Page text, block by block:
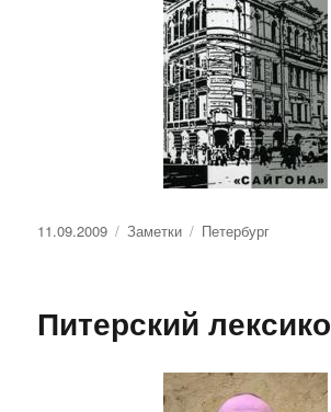
Опубликовано
11.09.2009 Рубрики
Заметки Метки
Петербург
Питерский